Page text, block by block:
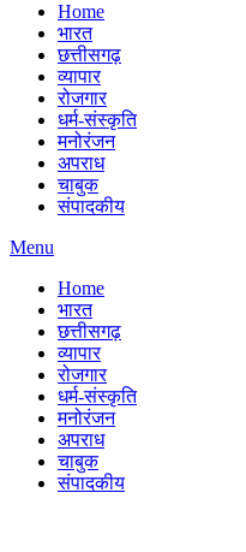
Home
भारत
छत्तीसगढ़
व्यापार
रोजगार
धर्म-संस्कृति
मनोरंजन
अपराध
चाबुक
संपादकीय
Menu
Home
भारत
छत्तीसगढ़
व्यापार
रोजगार
धर्म-संस्कृति
मनोरंजन
अपराध
चाबुक
संपादकीय